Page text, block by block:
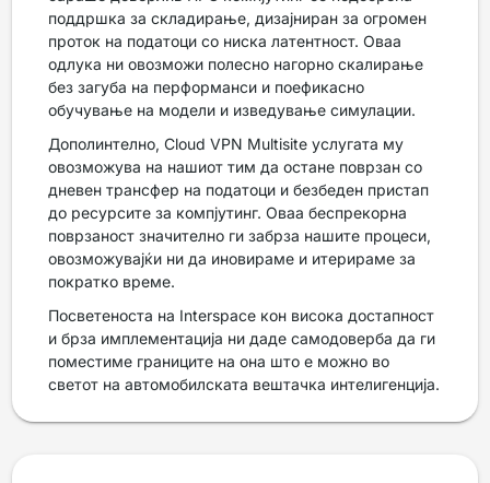
поддршка за складирање, дизајниран за огромен
проток на податоци со ниска латентност. Оваа
одлука ни овозможи полесно нагорно скалирање
без загуба на перформанси и поефикасно
обучување на модели и изведување симулации.
Дополинтелно, Cloud VPN Multisite услугата му
овозможува на нашиот тим да остане поврзан со
дневен трансфер на податоци и безбеден пристап
до ресурсите за компјутинг. Оваа беспрекорна
поврзаност значително ги забрза нашите процеси,
овозможувајќи ни да иновираме и итерираме за
пократко време.
Посветеноста на Interspace кон висока достапност
и брза имплементација ни даде самодоверба да ги
поместиме границите на она што е можно во
светот на автомобилската вештачка интелигенција.